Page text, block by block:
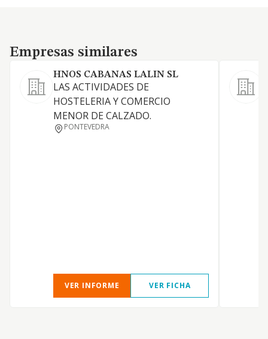
Empresas similares
Empresas similares
HNOS CABANAS LALIN SL
LAS ACTIVIDADES DE
HOSTELERIA Y COMERCIO
MENOR DE CALZADO.
PONTEVEDRA
VER INFORME VER FICHA